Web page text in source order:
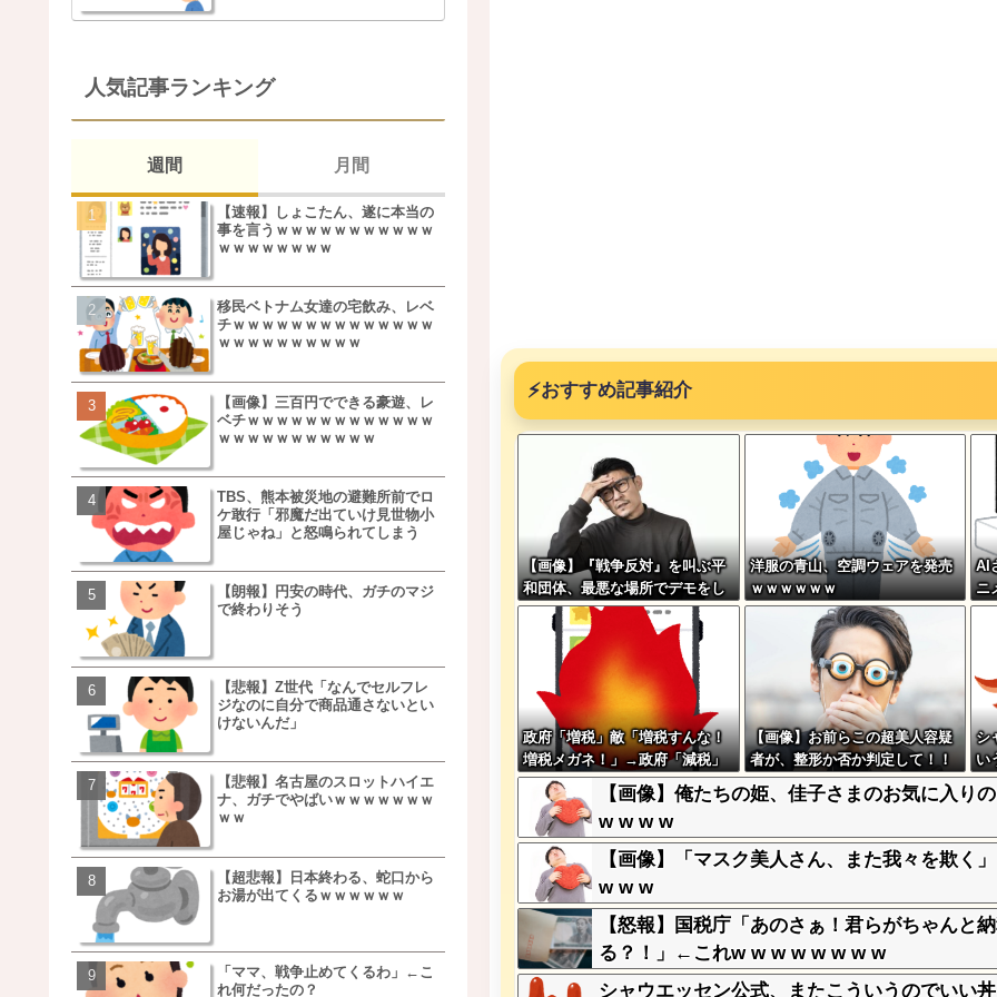
⚡おすすめ記事紹介
【画像】『戦争反対』を叫ぶ平
和団体、最悪な場所でデモをし
てしまう
洋服の青山、空調ウェアを発売
ｗｗｗｗｗｗ
AI
ニ
政府「増税」敵「増税すんな！
増税メガネ！」→政府「減税」
敵「減税すんな！社会保障どう
なる！」
【画像】お前らこの超美人容疑
者が、整形か否か判定して！！
→画像がこちらw w w w w w w
w w w
シ
い
【画像】俺たちの姫、佳子さまのお気に入
w w w w
【画像】「マスク美人さん、また我々を欺
w w w
【怒報】国税庁「あのさぁ！君らがちゃんと
る？！」←これw w w w w w w w
シャウエッセン公式、またこういうのでいい
人気記事ランキング
週間
【速報】しょこたん、遂に本当の
事を言うｗｗｗｗｗｗｗｗｗｗｗ
ｗｗｗｗｗｗｗｗ
移民ベトナム女達の宅飲み、レベ
チｗｗｗｗｗｗｗｗｗｗｗｗｗｗ
ｗｗｗｗｗｗｗｗｗｗ
【画像】三百円でできる豪遊、レ
ベチｗｗｗｗｗｗｗｗｗｗｗｗｗ
ｗｗｗｗｗｗｗｗｗｗｗ
TBS、熊本被災地の避難所前でロ
ケ敢行「邪魔だ出ていけ見世物小
屋じゃね」と怒鳴られてしまう
【朗報】円安の時代、ガチのマジ
で終わりそう
【悲報】Z世代「なんでセルフレ
ジなのに自分で商品通さないとい
けないんだ」
【悲報】名古屋のスロットハイエ
ナ、ガチでやばいｗｗｗｗｗｗｗ
ｗｗ
【超悲報】日本終わる、蛇口から
お湯が出てくるｗｗｗｗｗｗ
「ママ、戦争止めてくるわ」←こ
れ何だったの？
月間
松本若菜(42歳)とかいう突然現れ
た美人おばさん女優ｗｗｗｗｗｗ
ｗ
鬼越トマホーク良ちゃん、吉本を
事実上のクビにｗｗｗ
【画像】キモいオジサンが着てる
服一覧がこちらｗｗｗｗｗｗｗｗ
ｗ
【速報】しょこたん、遂に本当の
事を言うｗｗｗｗｗｗｗｗｗｗｗ
ｗｗｗｗｗｗｗｗ
移民ベトナム女達の宅飲み、レベ
チｗｗｗｗｗｗｗｗｗｗｗｗｗｗ
【朗報】NOギルティ炭酸、登場
ｗｗｗｗｗｗｗｗｗｗｗｗ
【画像】例の梨を5000個失った農
家さん、少し流れが変わってくる
【悲報】日本、ついに駅そばの値
段が限界突破ｗｗｗｗｗｗｗｗｗ
【悲報】すき家、炎上ｗｗｗｗｗ
ｗｗｗｗｗｗｗｗｗｗｗｗｗｗｗ